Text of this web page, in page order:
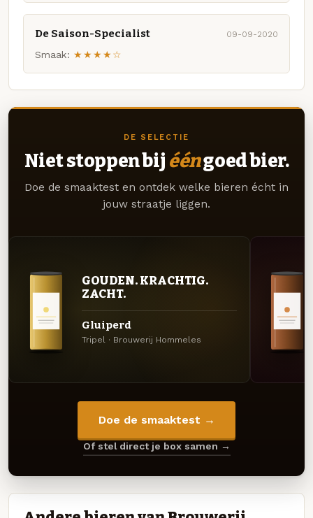
De Saison-Specialist 09-09-2020
Smaak: ★★★★☆
DE SELECTIE
Niet stoppen bij ééngoed bier.
Doe de smaaktest en ontdek welke bieren écht in
jouw straatje liggen.
GOUDEN. KRACHTIG.
ZACHT.
Gluiperd
Tripel · Brouwerij Hommeles
Doe de smaaktest →
Of stel direct je box samen →